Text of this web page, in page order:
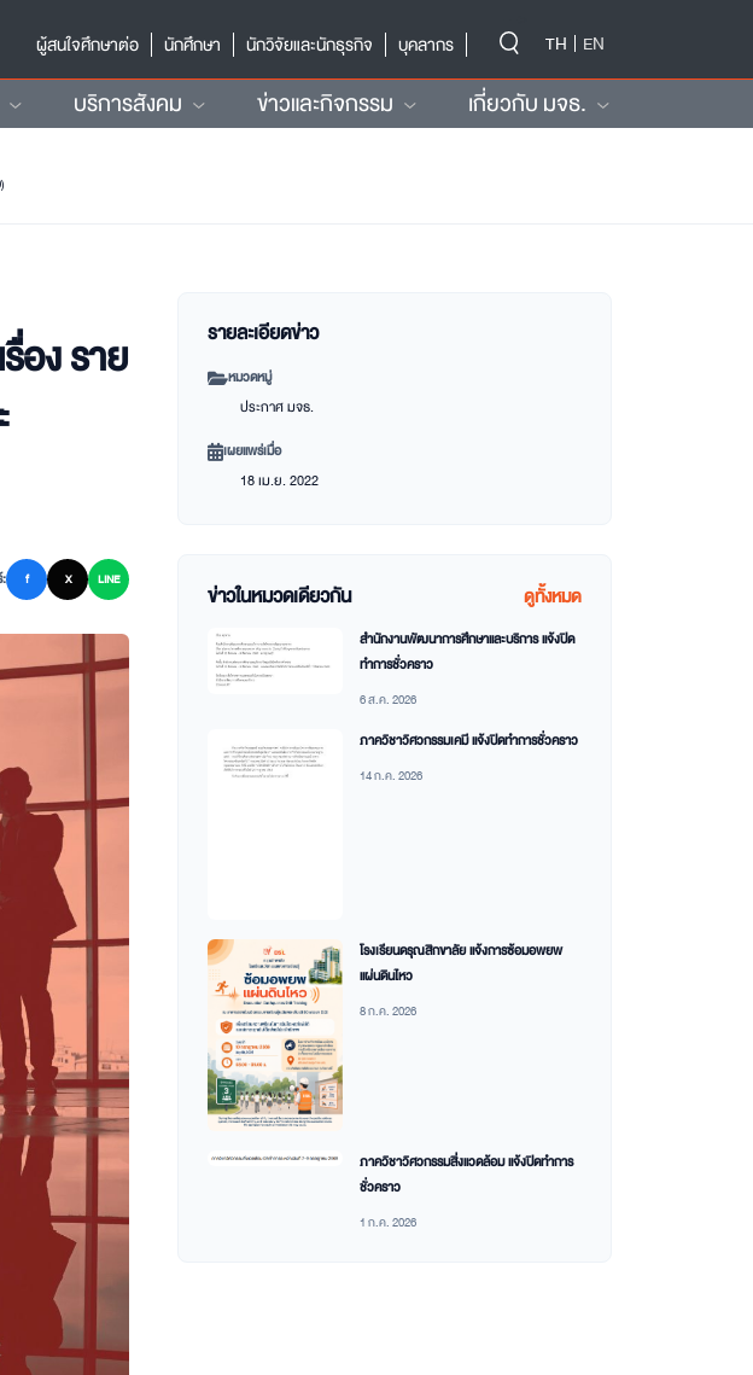
ผู้สนใจศึกษาต่อ
นักศึกษา นักวิจัยและนักธุรกิจ บุคลากร TH EN
บริการสังคม ข่าวและกิจกรรม เกี่ยวกับ มจธ.
อง ราย
: f X LINE
รายละเอียดข่าว
หมวดหมู่
ประกาศ มจธ.
เผยแพร่เมื่อ
18 เม.ย. 2022
ข่าวในหมวดเดียวกัน ดูทั้งหมด
สำนักงานพัฒนาการศึกษาและบริการ แจ้งปิด
ทำการชั่วคราว
6 ส.ค. 2026
ภาควิชาวิศวกรรมเคมี แจ้งปิดทำการชั่วคราว
14 ก.ค. 2026
โรงเรียนดรุณสิกขาลัย แจ้งการซ้อมอพยพ
แผ่นดินไหว
8 ก.ค. 2026
ภาควิชาวิศวกรรมสิ่งแวดล้อม แจ้งปิดทำการ
ชั่วคราว
1 ก.ค. 2026